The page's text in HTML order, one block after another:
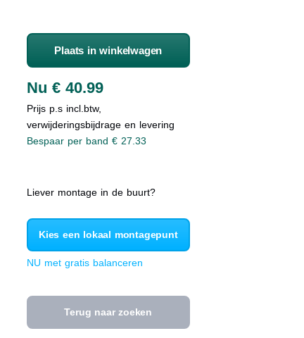
Plaats in winkelwagen
Nu € 40.99
Prijs p.s incl.btw,
verwijderingsbijdrage en levering
Bespaar per band € 27.33
Liever montage in de buurt?
Kies een lokaal montagepunt
NU met gratis balanceren
Terug naar zoeken